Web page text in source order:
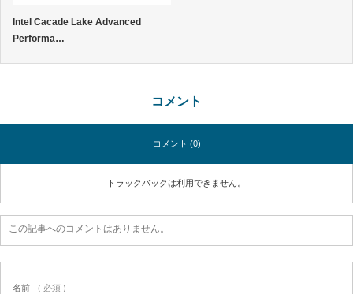
Intel Cacade Lake Advanced
Performa…
コメント
コメント (0)
トラックバックは利用できません。
この記事へのコメントはありません。
名前 ( 必須 )